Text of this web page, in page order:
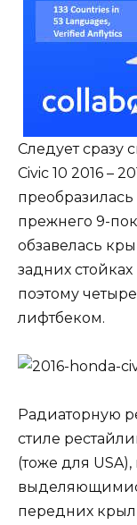
Следует сразу
Civic 10 2016 –
прежнего 9-
обзавелась
задних
поэтому
лифтбеком.
Радиаторную
стиле
(тоже для
передних